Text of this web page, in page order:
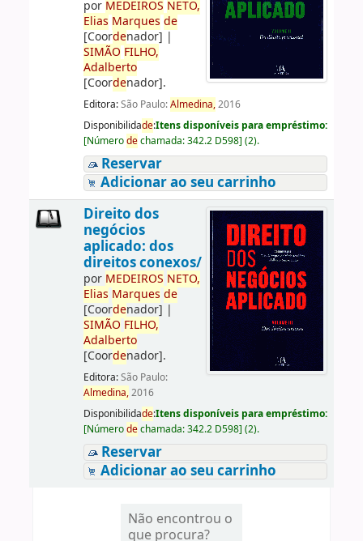
por MEDEIROS NETO,
Elias Marques de
[Coordenador] |
SIMÃO FILHO,
Adalberto
[Coordenador].
Editora:São Paulo:Almedina,2016
Disponibilidade:Itens disponíveis para empréstimo:
[Númerodechamada:342.2 D598] (2).
Reservar
Adicionar ao seu carrinho
Direito dos
negócios
aplicado: dos
direitos conexos/
por MEDEIROS NETO,
Elias Marques de
[Coordenador] |
SIMÃO FILHO,
Adalberto
[Coordenador].
Editora:São Paulo:
Almedina,2016
Disponibilidade:Itens disponíveis para empréstimo:
[Númerodechamada:342.2 D598] (2).
Reservar
Adicionar ao seu carrinho
Não encontrou o
que procura?